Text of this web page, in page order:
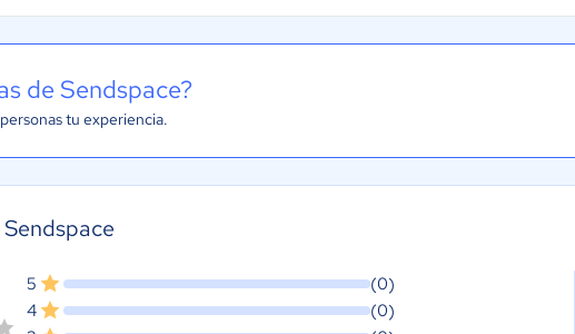
de Sendspace?
tu experiencia.
5
(0)
4
(0)